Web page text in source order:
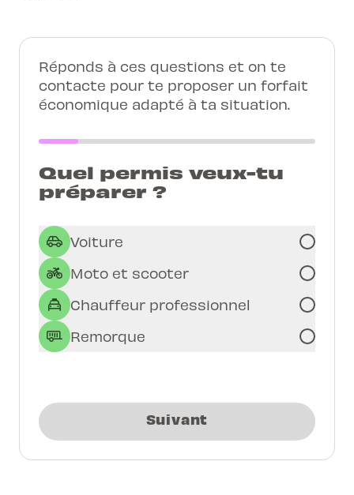
Réponds à ces questions et on te
contacte pour te proposer un forfait
économique adapté à ta situation.
Quel permis veux-tu
préparer ?
Voiture
Moto et scooter
Chauffeur professionnel
Remorque
Suivant